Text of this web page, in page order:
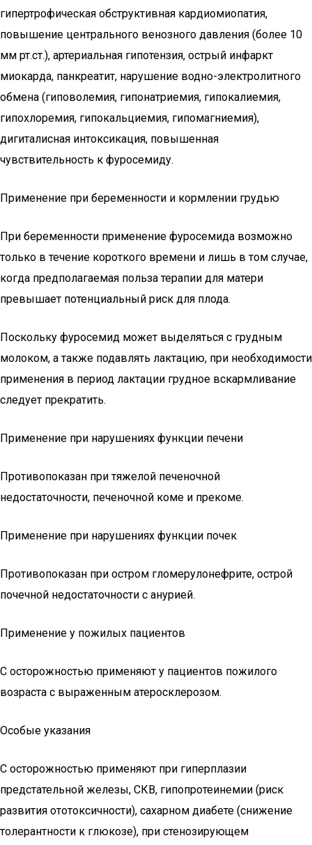
гипертрофическая обструктивная кардиомиопатия,
повышение центрального венозного давления (более 10
мм рт.ст.), артериальная гипотензия, острый инфаркт
миокарда, панкреатит, нарушение водно-электролитного
обмена (гиповолемия, гипонатриемия, гипокалиемия,
гипохлоремия, гипокальциемия, гипомагниемия),
дигиталисная интоксикация, повышенная
чувствительность к фуросемиду.
Применение при беременности и кормлении грудью
При беременности применение фуросемида возможно
только в течение короткого времени и лишь в том случае,
когда предполагаемая польза терапии для матери
превышает потенциальный риск для плода.
Поскольку фуросемид может выделяться с грудным
молоком, а также подавлять лактацию, при необходимости
применения в период лактации грудное вскармливание
следует прекратить.
Применение при нарушениях функции печени
Противопоказан при тяжелой печеночной
недостаточности, печеночной коме и прекоме.
Применение при нарушениях функции почек
Противопоказан при остром гломерулонефрите, острой
почечной недостаточности с анурией.
Применение у пожилых пациентов
C осторожностью применяют у пациентов пожилого
возраста с выраженным атеросклерозом.
Особые указания
C осторожностью применяют при гиперплазии
предстательной железы, СКВ, гипопротеинемии (риск
развития ототоксичности), сахарном диабете (снижение
толерантности к глюкозе), при стенозирующем